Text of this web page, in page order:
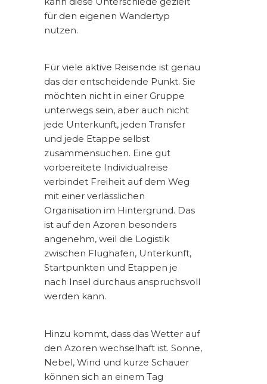
für den eigenen Wandertyp
nutzen.
Für viele aktive Reisende ist genau
das der entscheidende Punkt. Sie
möchten nicht in einer Gruppe
unterwegs sein, aber auch nicht
jede Unterkunft, jeden Transfer
und jede Etappe selbst
zusammensuchen. Eine gut
vorbereitete Individualreise
verbindet Freiheit auf dem Weg
mit einer verlässlichen
Organisation im Hintergrund. Das
ist auf den Azoren besonders
angenehm, weil die Logistik
zwischen Flughafen, Unterkunft,
Startpunkten und Etappen je
nach Insel durchaus anspruchsvoll
werden kann.
Hinzu kommt, dass das Wetter auf
den Azoren wechselhaft ist. Sonne,
Nebel, Wind und kurze Schauer
können sich an einem Tag